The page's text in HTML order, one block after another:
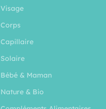
Visage
Corps
Capillaire
Solaire
Bébé & Maman
Nature & Bio